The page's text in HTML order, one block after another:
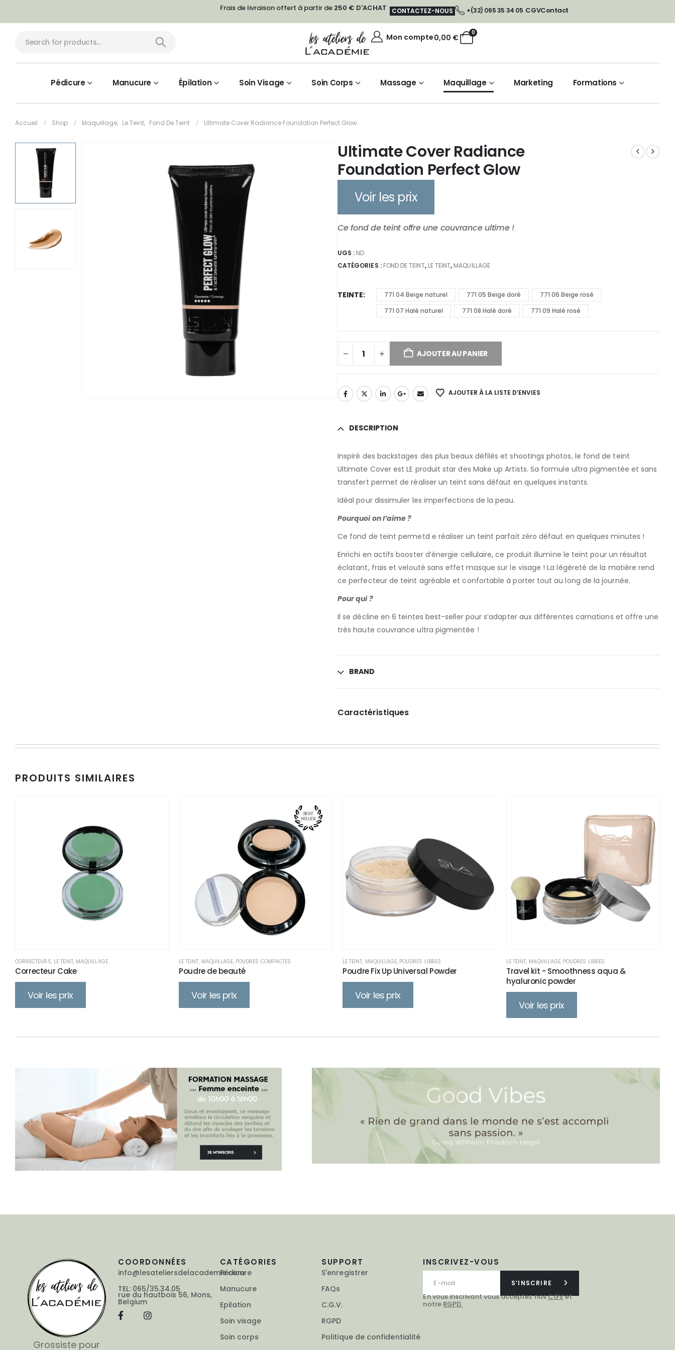
Frais de livraison offert à partir de 250 € D'ACHAT CONTACTEZ-NOUS +(32) 065 35 34 05 CGVContact
Mon compte 0
0,00 €
Pédicure Manucure Épilation Soin Visage Soin Corps Massage Maquillage Marketing Formations
Accueil Shop Maquillage, Le Teint, Fond De Teint Ultimate Cover Radiance Foundation Perfect Glow
Ultimate Cover Radiance
Foundation Perfect Glow
Voir les prix
Ce fond de teint offre une couvrance ultime !
UGS : ND
CATÉGORIES : FOND DE TEINT, LE TEINT, MAQUILLAGE
TEINTE 771 04 Beige naturel 771 05 Beige doré
771 06 Beige rosé
771 07 Halé naturel
771 08 Halé doré 771 09 Halé rosé
AJOUTER AU PANIER
AJOUTER À LA LISTE D’ENVIES
DESCRIPTION
Inspiré des backstages des plus beaux défilés et shootings photos, le fond de teint
Ultimate Cover est LE produit star des Make up Artists. Sa formule ultra pigmentée et sans
transfert permet de réaliser un teint sans défaut en quelques instants.
Idéal pour dissimuler les imperfections de la peau.
Pourquoi on l’aime ?
Ce fond de teint permetd e réaliser un teint parfait zéro défaut en quelques minutes !
Enrichi en actifs booster d’énergie cellulaire, ce produit illumine le teint pour un résultat
éclatant, frais et velouté sans effet masque sur le visage ! La légèreté de la matière rend
ce perfecteur de teint agréable et confortable à porter tout au long de la journée.
Pour qui ?
Il se décline en 6 teintes best-seller pour s’adapter aux différentes carnations et offre une
très haute couvrance ultra pigmentée !
BRAND
Caractéristiques
PRODUITS SIMILAIRES
CORRECTEURS, LE TEINT, MAQUILLAGE
Correcteur Cake
Voir les prix
LE TEINT, MAQUILLAGE, POUDRES COMPACTES
Poudre de beauté
Voir les prix
LE TEINT, MAQUILLAGE, POUDRES LIBRES
Poudre Fix Up Universal Powder
Voir les prix
LE TEINT, MAQUILLAGE, POUDRES LIBRES
Travel kit - Smoothness aqua &
hyaluronic powder
Voir les prix
Grossiste pour
INSCRIVEZ-VOUS
S’INSCRIRE
En vous inscrivant vous acceptez nosCGVet
notre RGPD.
COORDONNÉES
info@lesateliersdelacademie.com
TEL: 065/35.34.05
rue du hautbois 56, Mons,
Belgium
CATÉGORIES
Pédicure
Manucure
Epilation
Soin visage
Soin corps
SUPPORT
S'enregistrer
FAQs
C.G.V.
RGPD
Politique de confidentialité